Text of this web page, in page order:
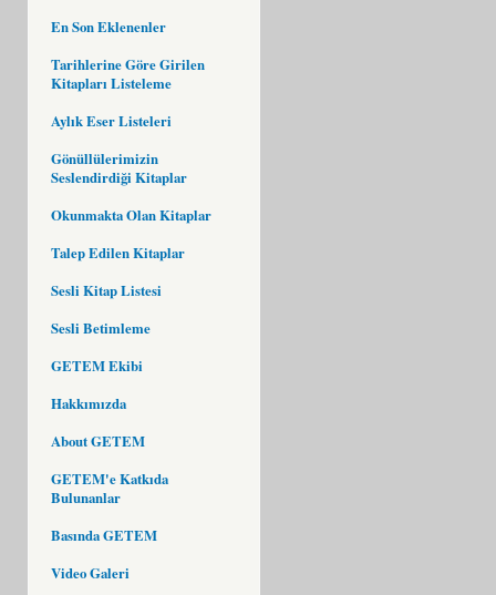
En Son Eklenenler
Tarihlerine Göre Girilen
Kitapları Listeleme
Aylık Eser Listeleri
Gönüllülerimizin
Seslendirdiği Kitaplar
Okunmakta Olan Kitaplar
Talep Edilen Kitaplar
Sesli Kitap Listesi
Sesli Betimleme
GETEM Ekibi
Hakkımızda
About GETEM
GETEM'e Katkıda
Bulunanlar
Basında GETEM
Video Galeri